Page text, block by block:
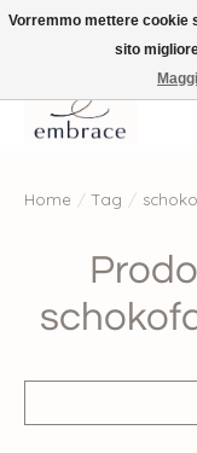
√ Versandkostenfrei ab €
nur hier im Onlineshop
Home / Tag /
Vorremmo mettere cookie
sito